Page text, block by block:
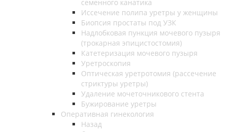
семенного канатика
Иссечение полипа уретры у женщины
Биопсия простаты под УЗК
Надлобковая пункция мочевого пузыря
(трокарная эпицистостомия)
Катетеризация мочевого пузыря
Уретроскопия
Оптическая уретротомия (рассечение
стриктуры уретры)
Удаление мочеточникового стента
Бужирование уретры
Оперативная гинекология
Назад